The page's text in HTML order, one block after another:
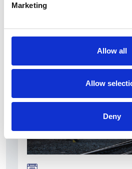
Marketing
Allow all
Allow
Deny
La Škoda avvia la produzione
Repubblica Ceca